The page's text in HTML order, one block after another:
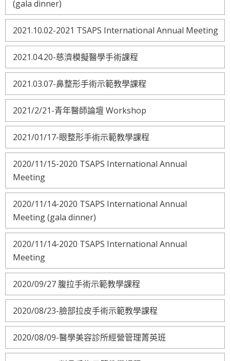
(gala dinner)
2021.10.02-2021 TSAPS International Annual Meeting
2021.04.20-慈濟模擬醫學手術課程
2021.03.07-鼻整形手術示範教學課程
2021/2/21-青年醫師論壇 Workshop
2021/01/17-眼整形手術示範教學課程
2020/11/15-2020 TSAPS International Annual
Meeting
2020/11/14-2020 TSAPS International Annual
Meeting (gala dinner)
2020/11/14-2020 TSAPS International Annual
Meeting
2020/09/27 腹拉手術示範教學課程
2020/08/23-臉部拉皮手術示範教學課程
2020/08/09-醫學美容診所經營管理菁英班